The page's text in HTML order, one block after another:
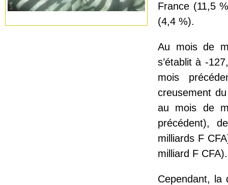
France (11,5
(4,4 %).
Au mois de
s’établit à -
mois
creusement
au mois de
précédent),
milliards F
milliard F CFA).
Cependant, la